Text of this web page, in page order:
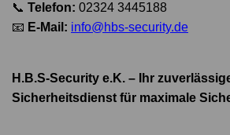
📞 Telefon: 02324 3445188
📧 E-Mail: info@hbs-security.de
H.B.S-Security e.K. – Ihr
Sicherheitsdienst für maximale